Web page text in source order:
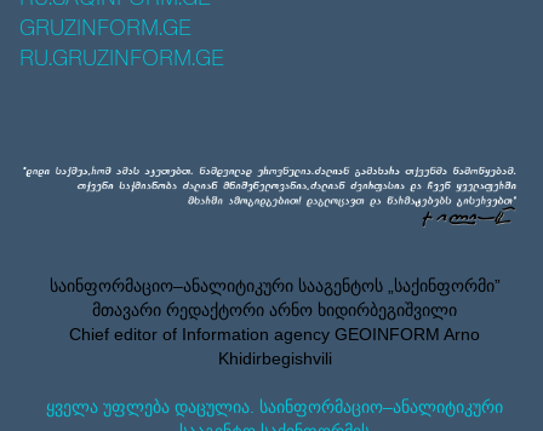
GRUZINFORM.GE
RU.GRUZINFORM.GE
საინფორმაციო–ანალიტიკური სააგენტოს „საქინფორმი”
მთავარი რედაქტორი არნო ხიდირბეგიშვილი
Chief editor of Information agency GEOINFORM Arno
Khidirbegishvili
ყველა უფლება დაცულია. საინფორმაციო–ანალიტიკური